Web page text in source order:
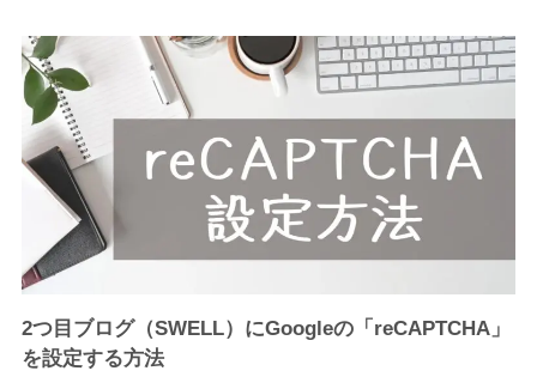
2つ目ブログ（SWELL）にGoogleの「reCAPTCHA」
を設定する方法